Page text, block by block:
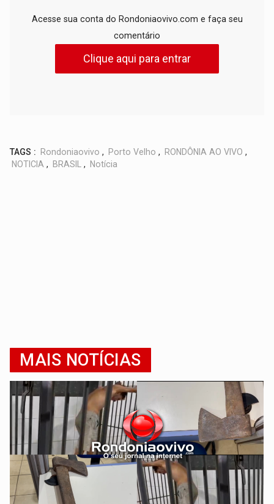
Acesse sua conta do Rondoniaovivo.com e faça seu
comentário
Clique aqui para entrar
TAGS : Rondoniaovivo , Porto Velho , RONDÔNIA AO VIVO ,
NOTICIA , BRASIL , Notícia
MAIS NOTÍCIAS